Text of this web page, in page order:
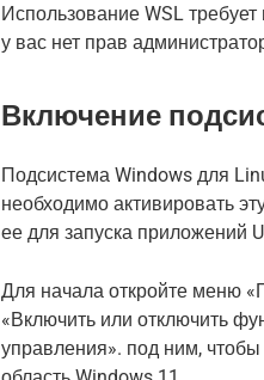
Использование WSL
у вас нет прав
Включение
Подсистема Windows для
необходимо активировать
ее для запуска приложений
Для начала откройте меню
«Включить или отключить
управления». под ним,